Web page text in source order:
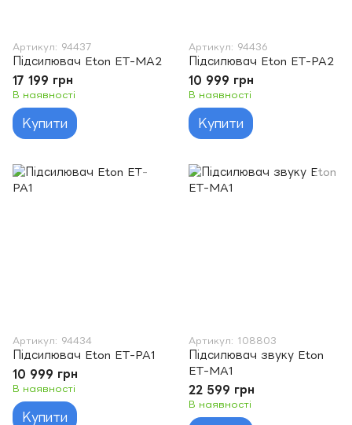
Артикул: 94437
Підсилювач Eton ET-MA2
17 199 грн
В наявності
Купити
Артикул: 94436
Підсилювач Eton ET-PA2
10 999 грн
В наявності
Купити
Артикул: 94434
Підсилювач Eton ET-PA1
10 999 грн
В наявності
Купити
Артикул: 108803
Підсилювач звуку Eton
ET-MA1
22 599 грн
В наявності